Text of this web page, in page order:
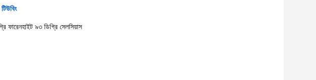
ফারেনহাইট ৯৩ ডিগ্রি সেলসিয়াস